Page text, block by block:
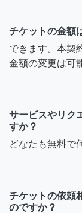
チケットの金額
できます。本契
金額の変更は可
サービスやリク
すか？
どなたも無料で
チケットの依頼
のですか？